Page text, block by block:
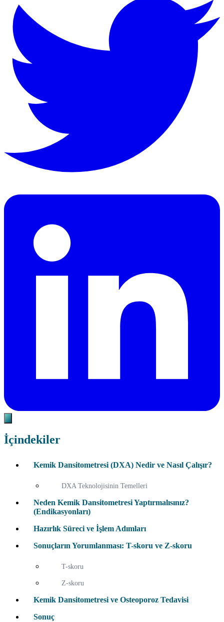
İçindekiler
Kemik Dansitometresi (DXA) Nedir ve Nasıl Çalışır?
DXA Teknolojisinin Temelleri
Neden Kemik Dansitometresi Yaptırmalısınız?
(Endikasyonları)
Hazırlık Süreci ve İşlem Adımları
Sonuçların Yorumlanması: T-skoru ve Z-skoru
T-skoru
Z-skoru
Kemik Dansitometresi ve Osteoporoz Tedavisi
Sonuç